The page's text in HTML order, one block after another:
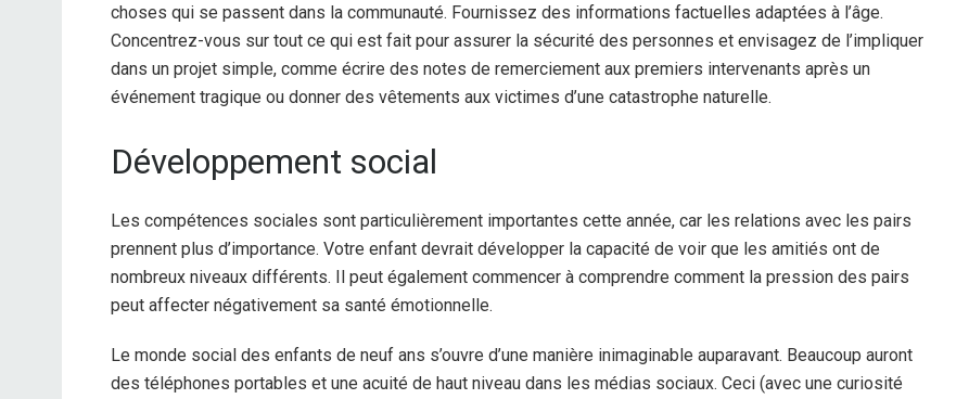
choses qui se passent dans la communauté. Fournissez des informations factuelles adaptées à l’âge.
Concentrez-vous sur tout ce qui est fait pour assurer la sécurité des personnes et envisagez de l’impliquer
dans un projet simple, comme écrire des notes de remerciement aux premiers intervenants après un
événement tragique ou donner des vêtements aux victimes d’une catastrophe naturelle.
Développement social
Les compétences sociales sont particulièrement importantes cette année, car les relations avec les pairs
prennent plus d’importance. Votre enfant devrait développer la capacité de voir que les amitiés ont de
nombreux niveaux différents. Il peut également commencer à comprendre comment la pression des pairs
peut affecter négativement sa santé émotionnelle.
Le monde social des enfants de neuf ans s’ouvre d’une manière inimaginable auparavant. Beaucoup auront
des téléphones portables et une acuité de haut niveau dans les médias sociaux. Ceci (avec une curiosité